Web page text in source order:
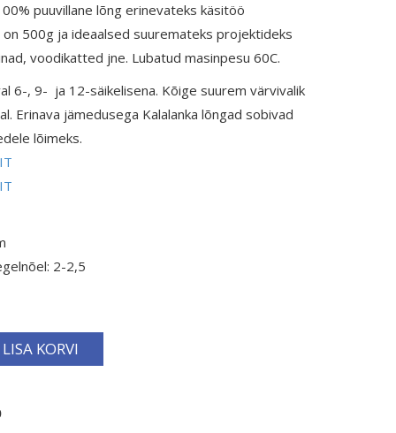
puuvillane lõng erinevateks käsitöö
500g ja ideaalsed suuremateks projektideks
voodikatted jne. Lubatud masinpesu 60C.
6-, 9- ja 12-säikelisena. Kõige suurem värvivalik
Erinava jämedusega Kalalanka lõngad sobivad
lõimeks.
2-2,5
LISA KORVI